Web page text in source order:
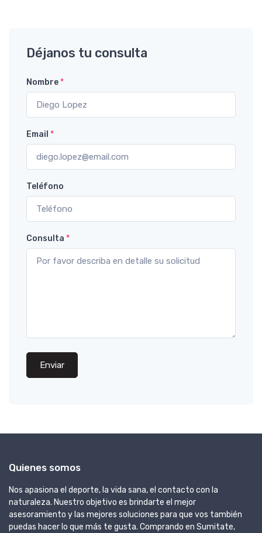
Déjanos tu consulta
Nombre*
Email *
Teléfono
Consulta *
Enviar
Quienes somos
Nos apasiona el deporte, la vida sana, el contacto con la
naturaleza. Nuestro objetivo es brindarte el mejor
asesoramiento y las mejores soluciones para que vos también
puedas hacer lo que más te gusta. Comprando en Sumitate,